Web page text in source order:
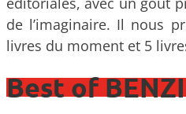
de l’imaginaire. Il nous
livres du moment et 5
Best of